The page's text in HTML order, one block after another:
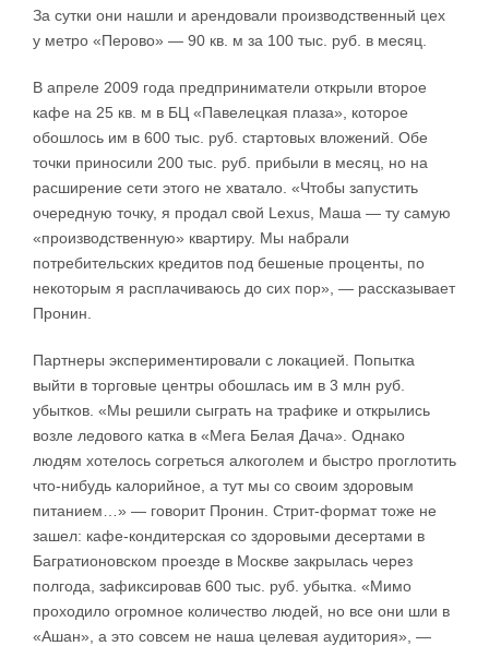
За сутки они нашли и арендовали производственный цех
у метро «Перово» — 90 кв. м за 100 тыс. руб. в месяц.
В апреле 2009 года предприниматели открыли второе
кафе на 25 кв. м в БЦ «Павелецкая плаза», которое
обошлось им в 600 тыс. руб. стартовых вложений. Обе
точки приносили 200 тыс. руб. прибыли в месяц, но на
расширение сети этого не хватало. «Чтобы запустить
очередную точку, я продал свой Lexus, Маша — ту самую
«производственную» квартиру. Мы набрали
потребительских кредитов под бешеные проценты, по
некоторым я расплачиваюсь до сих пор», — рассказывает
Пронин.
Партнеры экспериментировали с локацией. Попытка
выйти в торговые центры обошлась им в 3 млн руб.
убытков. «Мы решили сыграть на трафике и открылись
возле ледового катка в «Мега Белая Дача». Однако
людям хотелось согреться алкоголем и быстро проглотить
что-нибудь калорийное, а тут мы со своим здоровым
питанием…» — говорит Пронин. Стрит-формат тоже не
зашел: кафе-кондитерская со здоровыми десертами в
Багратионовском проезде в Москве закрылась через
полгода, зафиксировав 600 тыс. руб. убытка. «Мимо
проходило огромное количество людей, но все они шли в
«Ашан», а это совсем не наша целевая аудитория», —